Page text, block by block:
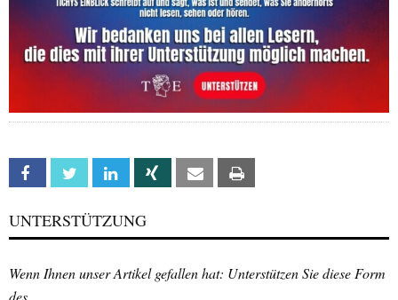
Facebook Twitter Linkedin Xing Email
UNTERSTÜTZUNG
Wenn Ihnen unser Artikel gefallen hat: Unterstützen Sie diese Form
des